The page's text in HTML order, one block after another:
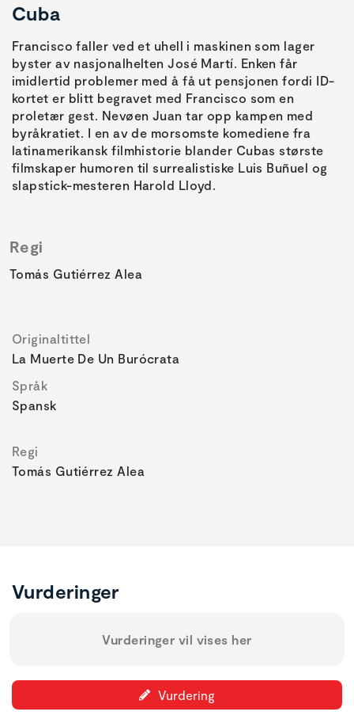
Cuba
Francisco faller ved et uhell i maskinen som lager
byster av nasjonalhelten José Martí. Enken får
imidlertid problemer med å få ut pensjonen fordi ID-
kortet er blitt begravet med Francisco som en
proletær gest. Nevøen Juan tar opp kampen med
byråkratiet. I en av de morsomste komediene fra
latinamerikansk filmhistorie blander Cubas største
filmskaper humoren til surrealistiske Luis Buñuel og
slapstick-mesteren Harold Lloyd.
Regi
Tomás Gutiérrez Alea
Originaltittel
La Muerte De Un Burócrata
Språk
Spansk
Regi
Tomás Gutiérrez Alea
Vurderinger
Vurderinger vil vises her
Vurdering